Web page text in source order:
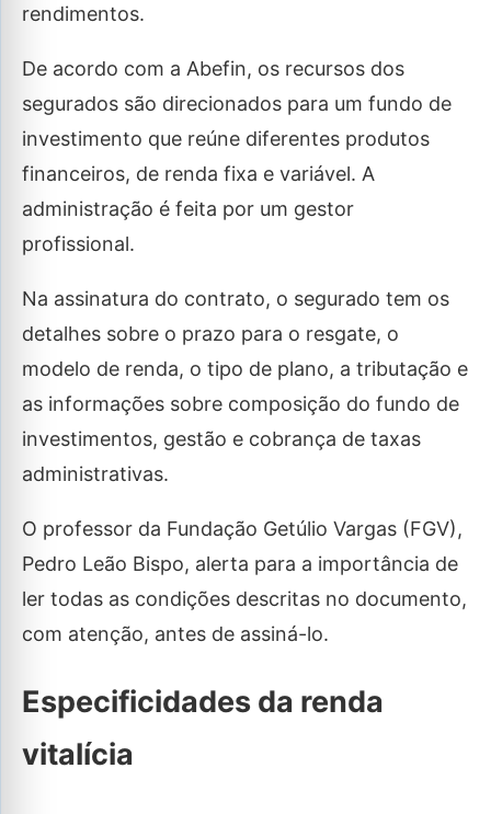
rendimentos.
De acordo com a Abefin, os recursos dos
segurados são direcionados para um fundo de
investimento que reúne diferentes produtos
financeiros, de renda fixa e variável. A
administração é feita por um gestor
profissional.
Na assinatura do contrato, o segurado tem os
detalhes sobre o prazo para o resgate, o
modelo de renda, o tipo de plano, a tributação e
as informações sobre composição do fundo de
investimentos, gestão e cobrança de taxas
administrativas.
O professor da Fundação Getúlio Vargas (FGV),
Pedro Leão Bispo, alerta para a importância de
ler todas as condições descritas no documento,
com atenção, antes de assiná-lo.
Especificidades da renda
vitalícia